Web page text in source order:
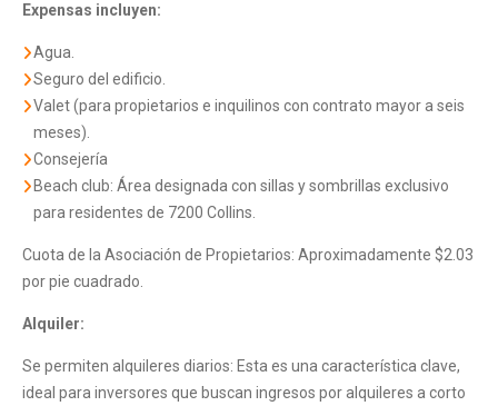
Expensas incluyen:
Agua.
Seguro del edificio.
Valet (para propietarios e inquilinos con contrato mayor a seis
meses).
Consejería
Beach club: Área designada con sillas y sombrillas exclusivo
para residentes de 7200 Collins.
Cuota de la Asociación de Propietarios: Aproximadamente $2.03
por pie cuadrado.
Alquiler:
Se permiten alquileres diarios: Esta es una característica clave,
ideal para inversores que buscan ingresos por alquileres a corto